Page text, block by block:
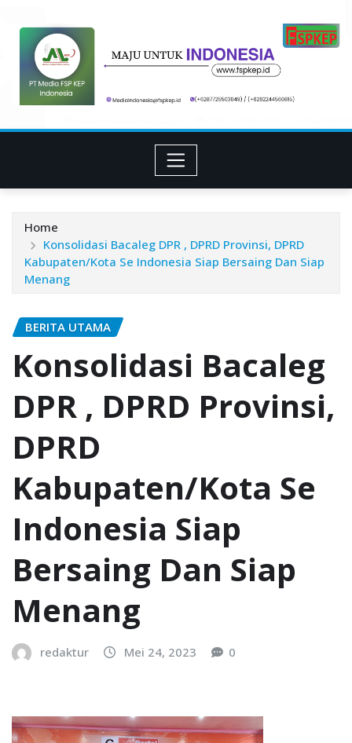
content
Home
Konsolidasi Bacaleg DPR , DPRD Provinsi, DPRD
Kabupaten/Kota Se Indonesia Siap Bersaing Dan Siap
Menang
BERITA UTAMA
Konsolidasi Bacaleg
DPR , DPRD Provinsi,
DPRD
Kabupaten/Kota Se
Indonesia Siap
Bersaing Dan Siap
Menang
redaktur Mei 24, 2023 0